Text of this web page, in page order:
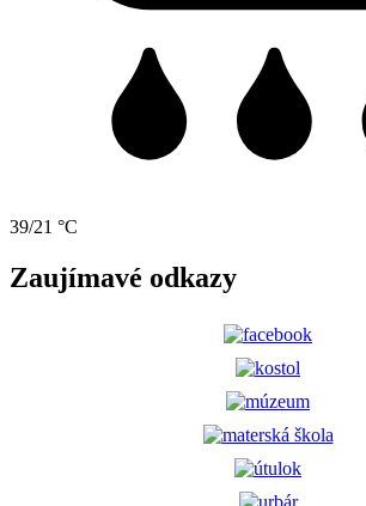
39/21 °C
Zaujímavé odkazy